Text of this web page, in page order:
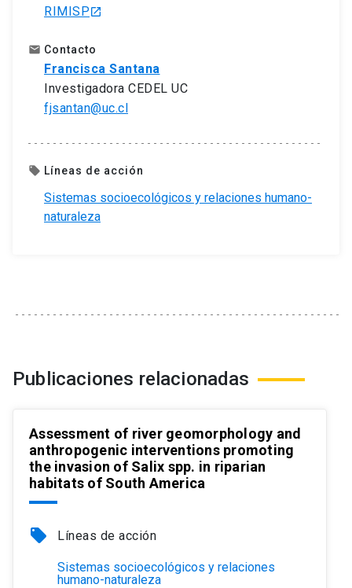
RIMISPlaunch
email Contacto
Francisca Santana
Investigadora CEDEL UC
fjsantan@uc.cl
local_offer Líneas de acción
Sistemas socioecológicos y relaciones humano-
naturaleza
Publicaciones relacionadas
Assessment of river geomorphology and
anthropogenic interventions promoting
the invasion of Salix spp. in riparian
habitats of South America
local_offer Líneas de acción
Sistemas socioecológicos y relaciones
humano-naturaleza